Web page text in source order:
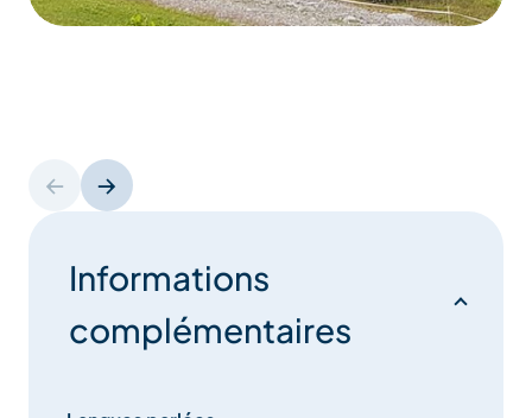
Informations
complémentaires